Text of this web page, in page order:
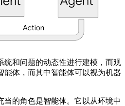
和问题的动态性进行建模，而观
能体，而其中智能体可以视为机器
的角色是智能体。它以从环境中